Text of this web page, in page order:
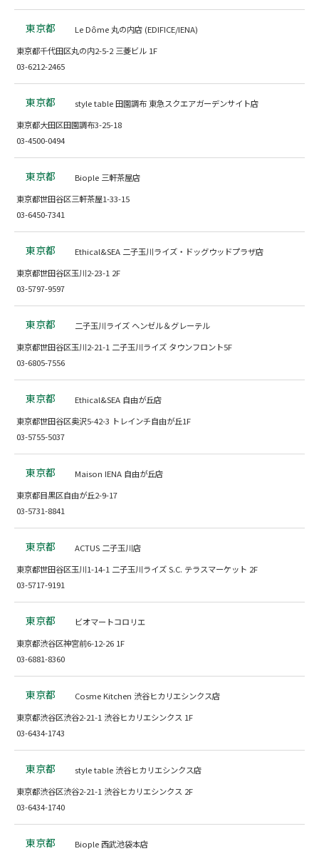
東京都
Le Dôme 丸の内店 (EDIFICE/IENA)
東京都千代田区丸の内2-5-2 三菱ビル 1F
03-6212-2465
東京都
style table 田園調布 東急スクエアガーデンサイト店
東京都大田区田園調布3-25-18
03-4500-0494
東京都
Biople 三軒茶屋店
東京都世田谷区三軒茶屋1-33-15
03-6450-7341
東京都
Ethical&SEA 二子玉川ライズ・ドッグウッドプラザ店
東京都世田谷区玉川2-23-1 2F
03-5797-9597
東京都
二子玉川ライズ ヘンゼル＆グレーテル
東京都世田谷区玉川2-21-1 二子玉川ライズ タウンフロント5F
03-6805-7556
東京都
Ethical&SEA 自由が丘店
東京都世田谷区奥沢5-42-3 トレインチ自由が丘1F
03-5755-5037
東京都
Maison IENA 自由が丘店
東京都目黒区自由が丘2-9-17
03-5731-8841
東京都
ACTUS 二子玉川店
東京都世田谷区玉川1-14-1 二子玉川ライズ S.C. テラスマーケット 2F
03-5717-9191
東京都
ビオマートコロリエ
東京都渋谷区神宮前6-12-26 1F
03-6881-8360
東京都
Cosme Kitchen 渋谷ヒカリエシンクス店
東京都渋谷区渋谷2-21-1 渋谷ヒカリエシンクス 1F
03-6434-1743
東京都
style table 渋谷ヒカリエシンクス店
東京都渋谷区渋谷2-21-1 渋谷ヒカリエシンクス 2F
03-6434-1740
東京都
Biople 西武池袋本店